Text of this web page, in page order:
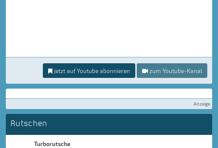
jetzt auf Youtube abonnieren zum Youtube-Kanal
Anzeige
Rutschen
Turborutsche